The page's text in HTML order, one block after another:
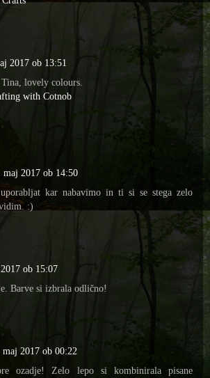
2017 ob 13:51
lovely colours.
with Cotnob
maj 2017 ob 14:50
kar nabavimo in ti si se stega zelo
:)
ob 15:07
Barve si izbrala odlično!
maj 2017 ob 00:22
ozadje! Zelo lepo si kombinirala pisane